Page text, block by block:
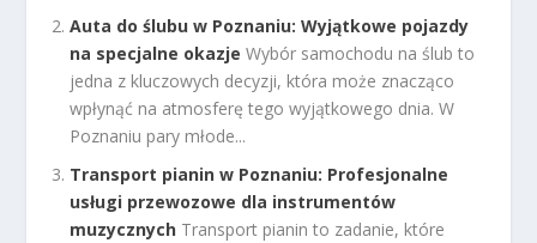
Auta do ślubu w Poznaniu: Wyjątkowe pojazdy
na specjalne okazje Wybór samochodu na ślub to
jedna z kluczowych decyzji, która może znacząco
wpłynąć na atmosferę tego wyjątkowego dnia. W
Poznaniu pary młode...
Transport pianin w Poznaniu: Profesjonalne
usługi przewozowe dla instrumentów
muzycznych Transport pianin to zadanie, które